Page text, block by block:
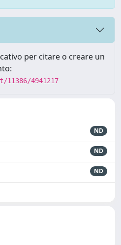
per citare o creare un
4941217
ND
ND
ND